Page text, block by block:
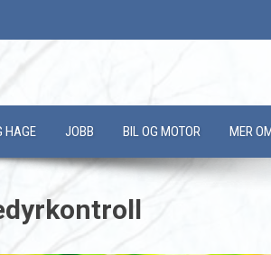
HAGE JOBB BIL OG MOTOR MER